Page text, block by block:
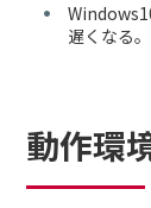
遅くなる。
動作環